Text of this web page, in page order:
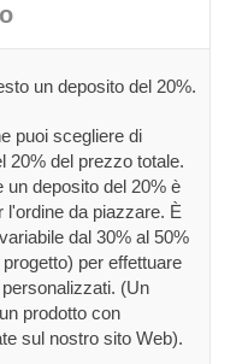
un deposito del 20%.
puoi scegliere di
20% del prezzo totale.
un deposito del 20% è
da piazzare. È
dal 30% al 50%
per effettuare
(Un
prodotto con
sul nostro sito Web).